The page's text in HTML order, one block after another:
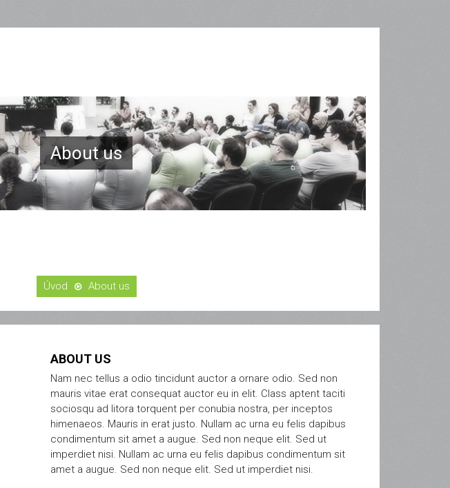
About us
About us
ABOUT US
Nam nec tellus a odio tincidunt auctor a ornare odio. Sed non
mauris vitae erat consequat auctor eu in elit. Class aptent taciti
sociosqu ad litora torquent per conubia nostra, per inceptos
himenaeos. Mauris in erat justo. Nullam ac urna eu felis dapibus
condimentum sit amet a augue. Sed non neque elit. Sed ut
imperdiet nisi. Nullam ac urna eu felis dapibus condimentum sit
amet a augue. Sed non neque elit. Sed ut imperdiet nisi.